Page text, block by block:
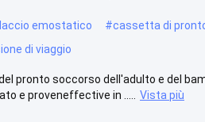
emostatico #cassetta di
di viaggio
pronto soccorso dell'adulto e del
e proveneffective in .....
Vista più